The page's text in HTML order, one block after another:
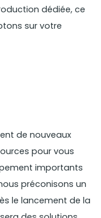
dédiée, ce
sur votre
de nouveaux
pour vous
importants
préconisons un
le lancement de la